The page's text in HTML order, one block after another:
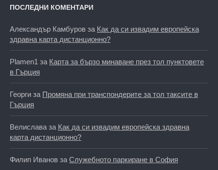
ПОСЛЕДНИ КОМЕНТАРИ
Александър Камбуров за Как да си извадим европейска
здравна карта дистанционно?
Plamen1 за Карта за бързо минаване през тол пунктовете
в Гърция
Георги за Промяна при транспондерите за тол таксите в
Гърция
Велислава за Как да си извадим европейска здравна
карта дистанционно?
Филип Иванов за Служебното паркиране в София